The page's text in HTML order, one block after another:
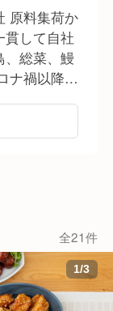
原料集荷か
貫して自社
、総菜、鰻
ナ禍以降
営・サプ
ーディング
して事業
しい食の
自社工場で
調理し、ご
お届けして
全21件
1/3